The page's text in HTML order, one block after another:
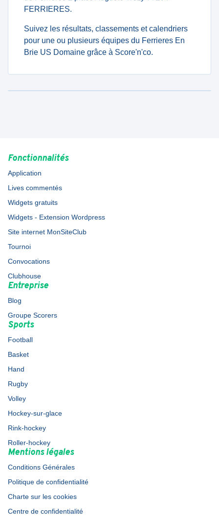
FERRIERES.
Suivez les résultats, classements et calendriers
pour une ou plusieurs équipes du Ferrieres En
Brie US Domaine grâce à Score'n'co.
Fonctionnalités
Application
Lives commentés
Widgets gratuits
Widgets - Extension Wordpress
Site internet MonSiteClub
Tournoi
Convocations
Clubhouse
Entreprise
Blog
Groupe Scorers
Sports
Football
Basket
Hand
Rugby
Volley
Hockey-sur-glace
Rink-hockey
Roller-hockey
Mentions légales
Conditions Générales
Politique de confidentialité
Charte sur les cookies
Centre de confidentialité